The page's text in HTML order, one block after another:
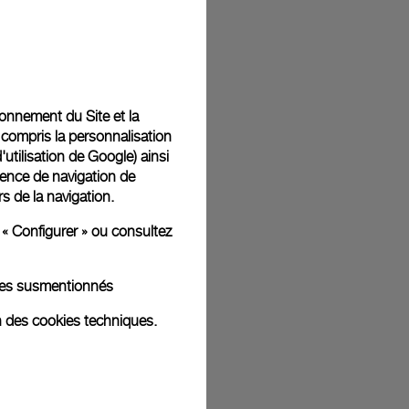
d'illustration. Les coloris et tailles peuvent varier par rapport
du Site et la
la personnalisation
de Google) ainsi
de navigation de
de la navigation.
Configurer » ou consultez
susmentionnés
des cookies techniques.